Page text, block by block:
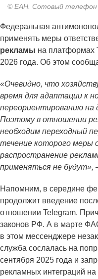
© ЕАН. Сотовый телефон
Федеральная
применять меры
рекламы на платформах
2026 года. Об этом
«Очевидно, что
время для адаптации к
переориентированию на
Поэтому в отношении
необходим переходный
течение которого меры
распространение
применяться не будут»,
Напомним, в середине
продолжит введение
отношении Telegram.
законов РФ. А в марте
в этом мессенджере
служба сослалась на
сентября 2025 года и
рекламных интеграций